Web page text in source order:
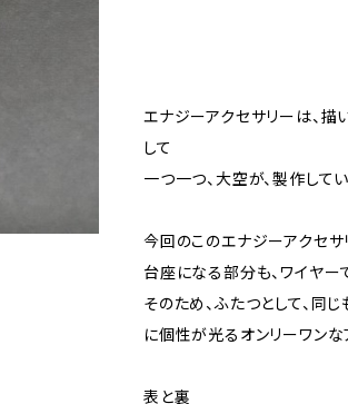
エナジーアクセサリーは、
して
一つ一つ、大空が、製作してい
今回のこのエナジーアクセサ
台座になる部分も、ワイヤー
そのため、ふたつとして、同
に個性が光るオンリーワンな
表と裏